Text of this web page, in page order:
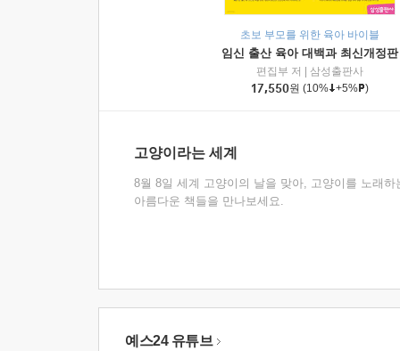
초보 부모를 위한 육아 바이블
임신 출산 육아 대백과 최신개정판
편집부 저
삼성출판사
17,550원 (10% +5% )
고양이라는 세계
8월 8일 세계 고양이의 날을 맞아, 고양이를 노래하
아름다운 책들을 만나보세요.
예스24 유튜브